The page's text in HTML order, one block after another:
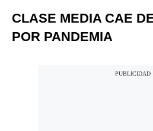
CLASE MEDIA CAE
POR PANDEMIA